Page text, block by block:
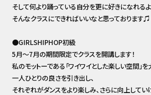
そして何より踊っている自分を更に好きになれる
そんなクラスにできればいいなと思っております♫
●GIRLSHIPHOP初級
5月〜7月の期間限定でクラスを開講します！
私のモットーである「ワイワイとした楽しい空間」を
一人ひとりの良さを引き出し、
それぞれがダンスをより楽しみ、さらに向上してい